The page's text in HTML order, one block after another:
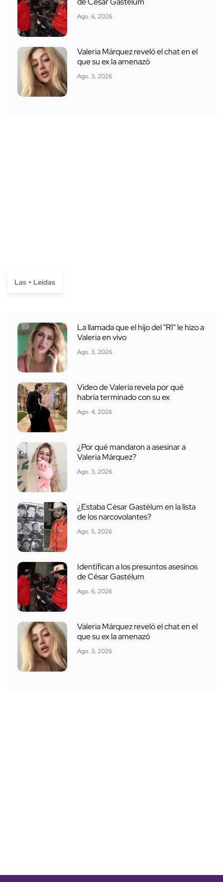
Ago. 6, 2026
Valeria Márquez reveló el chat en el
que su ex la amenazó
Ago. 3, 2026
Las + Leídas
La llamada que el hijo del "R1" le hizo a
Valeria en vivo
Ago. 3, 2026
Video de Valeria revela por qué
habría terminado con su ex
Ago. 4, 2026
¿Por qué mandaron a asesinar a
Valeria Márquez?
Ago. 3, 2026
¿Estaba César Gastélum en la lista
de los narcovolantes?
Ago. 5, 2026
Identifican a los presuntos asesinos
de César Gastélum
Ago. 6, 2026
Valeria Márquez reveló el chat en el
que su ex la amenazó
Ago. 3, 2026